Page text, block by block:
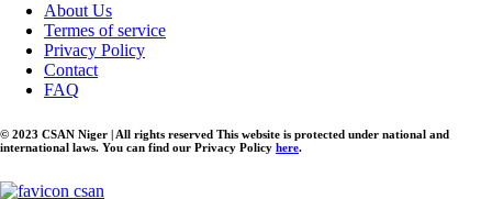
About Us
Termes of service
Privacy Policy
Contact
FAQ
© 2023 CSAN Niger | All rights reserved This website is protected under national and
international laws. You can find our Privacy Policy here.